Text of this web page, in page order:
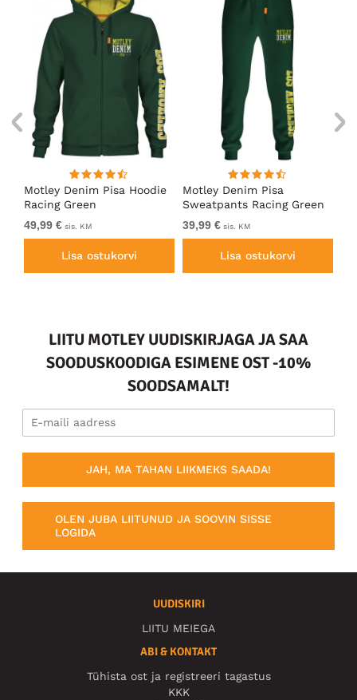
Motley Denim Pisa Hoodie
Racing Green
49,99 € sis. KM
Lisa ostukorvi
Motley Denim Pisa
Sweatpants Racing Green
39,99 € sis. KM
Lisa ostukorvi
LIITU MOTLEY UUDISKIRJAGA JA SAA
SOODUSKOODIGA ESIMENE OST -10%
SOODSAMALT!
JAH, MA TAHAN LIIKMEKS SAADA!
OLEN JUBA LIITUNUD JA SOOVIN SISSE
LOGIDA
UUDISKIRI
LIITU MEIEGA
ABI & KONTAKT
Tühista ost ja registreeri tagastus
KKK